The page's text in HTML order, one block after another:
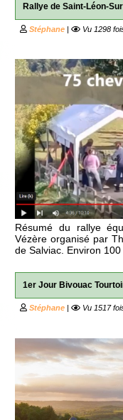
Rallye de Saint-Léon-
Stéphane | Vu 1298
Résumé du rallye
Vézère organisé par
de Salviac. Environ
1er Jour Bivouac
Stéphane | Vu 1517